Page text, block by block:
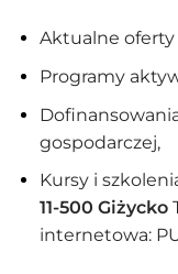
Aktualne oferty
Programy
gospodarczej,
Kursy i
11-500 Giżycko
internetowa: